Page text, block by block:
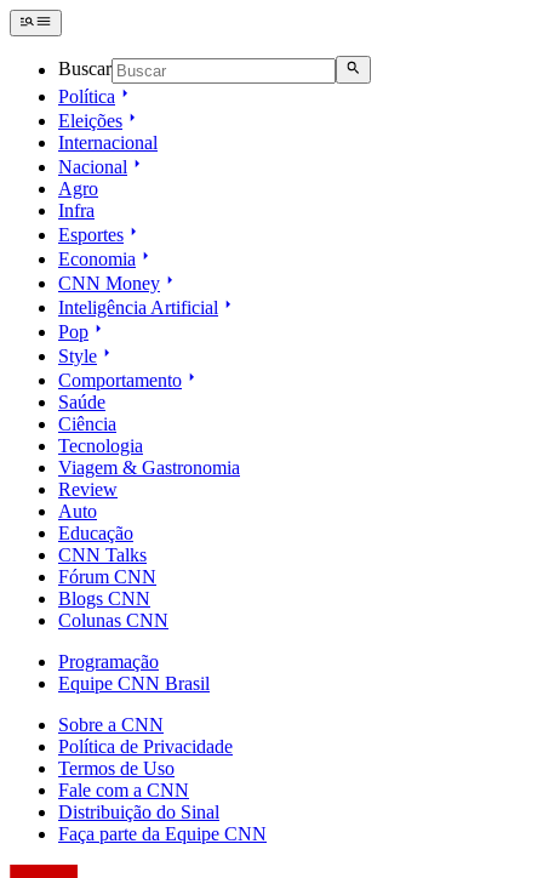
Buscar
Política
Eleições
Internacional
Nacional
Agro
Infra
Esportes
Economia
CNN Money
Inteligência Artificial
Pop
Style
Comportamento
Saúde
Ciência
Tecnologia
Viagem & Gastronomia
Review
Auto
Educação
CNN Talks
Fórum CNN
Blogs CNN
Colunas CNN
Programação
Equipe CNN Brasil
Sobre a CNN
Política de Privacidade
Termos de Uso
Fale com a CNN
Distribuição do Sinal
Faça parte da Equipe CNN